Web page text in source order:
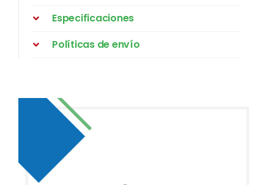
Especificaciones
Políticas de envío